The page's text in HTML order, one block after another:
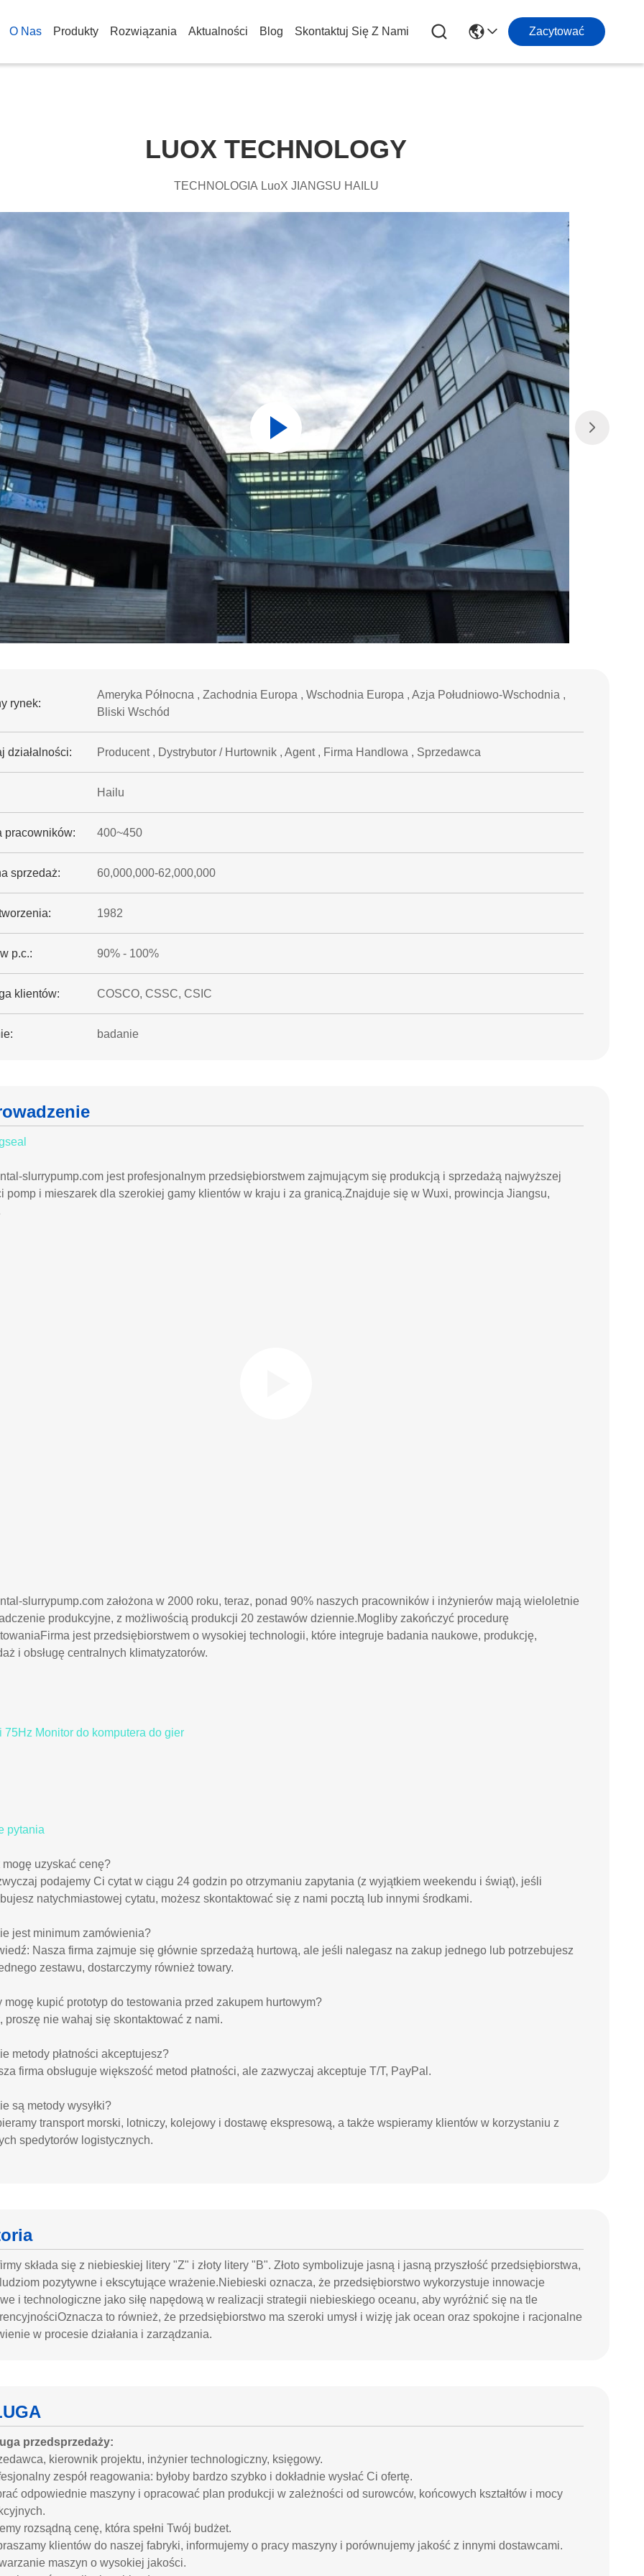
O Nas Produkty Rozwiązania Aktualności Blog Skontaktuj Się Z Nami Zacytować
LUOX TECHNOLOGY
TECHNOLOGIA LuoX JIANGSU HAILU
rynek:
Ameryka Północna , Zachodnia Europa , Wschodnia Europa , Azja Południowo-Wschodnia ,
Bliski Wschód
działalności: Producent , Dystrybutor / Hurtownik , Agent , Firma Handlowa , Sprzedawca
Hailu
pracowników: 400~450
sprzedaż: 60,000,000-62,000,000
1982
p.c.: 90% - 100%
klientów: COSCO, CSSC, CSIC
badanie
slurrypump.com jest profesjonalnym przedsiębiorstwem zajmującym się produkcją i sprzedażą najwyższej
pomp i mieszarek dla szerokiej gamy klientów w kraju i za granicą.Znajduje się w Wuxi, prowincja Jiangsu,
slurrypump.com założona w 2000 roku, teraz, ponad 90% naszych pracowników i inżynierów mają wieloletnie
produkcyjne, z możliwością produkcji 20 zestawów dziennie.Mogliby zakończyć procedurę
jest przedsiębiorstwem o wysokiej technologii, które integruje badania naukowe, produkcję,
i obsługę centralnych klimatyzatorów.
75Hz Monitor do komputera do gier
pytania
mogę uzyskać cenę?
podajemy Ci cytat w ciągu 24 godzin po otrzymaniu zapytania (z wyjątkiem weekendu i świąt), jeśli
natychmiastowej cytatu, możesz skontaktować się z nami pocztą lub innymi środkami.
jest minimum zamówienia?
Nasza firma zajmuje się głównie sprzedażą hurtową, ale jeśli nalegasz na zakup jednego lub potrzebujesz
zestawu, dostarczymy również towary.
mogę kupić prototyp do testowania przed zakupem hurtowym?
proszę nie wahaj się skontaktować z nami.
metody płatności akceptujesz?
firma obsługuje większość metod płatności, ale zazwyczaj akceptuje T/T, PayPal.
są metody wysyłki?
transport morski, lotniczy, kolejowy i dostawę ekspresową, a także wspieramy klientów w korzystaniu z
spedytorów logistycznych.
składa się z niebieskiej litery "Z" i złoty litery "B". Złoto symbolizuje jasną i jasną przyszłość przedsiębiorstwa,
pozytywne i ekscytujące wrażenie.Niebieski oznacza, że przedsiębiorstwo wykorzystuje innowacje
i technologiczne jako siłę napędową w realizacji strategii niebieskiego oceanu, aby wyróżnić się na tle
to również, że przedsiębiorstwo ma szeroki umysł i wizję jak ocean oraz spokojne i racjonalne
w procesie działania i zarządzania.
przedsprzedaży:
kierownik projektu, inżynier technologiczny, księgowy.
zespół reagowania: byłoby bardzo szybko i dokładnie wysłać Ci ofertę.
odpowiednie maszyny i opracować plan produkcji w zależności od surowców, końcowych kształtów i mocy
rozsądną cenę, która spełni Twój budżet.
klientów do naszej fabryki, informujemy o pracy maszyny i porównujemy jakość z innymi dostawcami.
maszyn o wysokiej jakości.